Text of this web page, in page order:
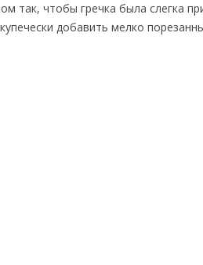
так, чтобы гречка была слегка
добавить мелко